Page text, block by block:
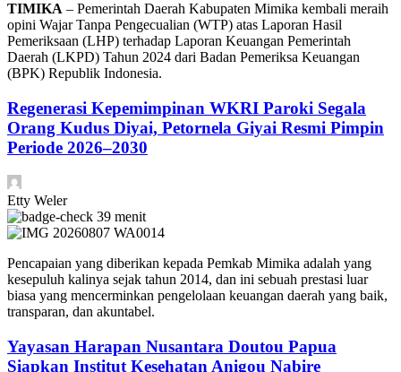
TIMIKA – Pemerintah Daerah Kabupaten Mimika kembali meraih
opini Wajar Tanpa Pengecualian (WTP) atas Laporan Hasil
Pemeriksaan (LHP) terhadap Laporan Keuangan Pemerintah
Daerah (LKPD) Tahun 2024 dari Badan Pemeriksa Keuangan
(BPK) Republik Indonesia.
Regenerasi Kepemimpinan WKRI Paroki Segala
Orang Kudus Diyai, Petornela Giyai Resmi Pimpin
Periode 2026–2030
Etty Weler
39 menit
Pencapaian yang diberikan kepada Pemkab Mimika adalah yang
kesepuluh kalinya sejak tahun 2014, dan ini sebuah prestasi luar
biasa yang mencerminkan pengelolaan keuangan daerah yang baik,
transparan, dan akuntabel.
Yayasan Harapan Nusantara Doutou Papua
Siapkan Institut Kesehatan Anigou Nabire